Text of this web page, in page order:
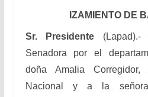
IZAMIENTO DE
Sr. Presidente
Senadora por el
doña Amalia
Nacional y a la